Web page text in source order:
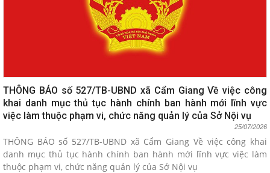
THÔNG BÁO số 527/TB-UBND xã Cẩm Giang Về việc công
khai danh mục thủ tục hành chính ban hành mới lĩnh vực
việc làm thuộc phạm vi, chức năng quản lý của Sở Nội vụ
25/07/2026
THÔNG BÁO số 527/TB-UBND xã Cẩm Giang Về việc công khai
danh mục thủ tục hành chính ban hành mới lĩnh vực việc làm
thuộc phạm vi, chức năng quản lý của Sở Nội vụ